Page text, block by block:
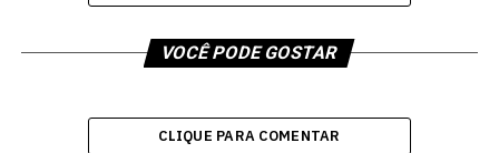
VOCÊ PODE GOSTAR
CLIQUE PARA COMENTAR